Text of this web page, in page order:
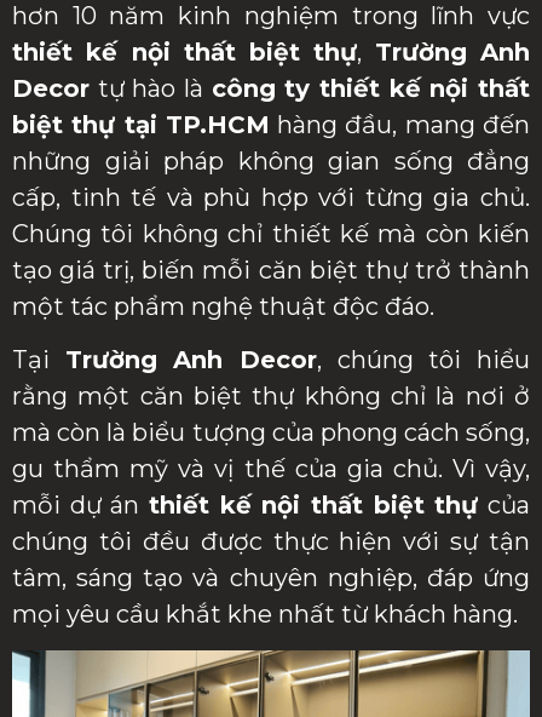
hơn 10 năm kinh nghiệm trong lĩnh vực
thiết kế nội thất biệt thự, Trường Anh
Decor tự hào là công ty thiết kế nội thất
biệt thự tại TP.HCM hàng đầu, mang đến
những giải pháp không gian sống đẳng
cấp, tinh tế và phù hợp với từng gia chủ.
Chúng tôi không chỉ thiết kế mà còn kiến
tạo giá trị, biến mỗi căn biệt thự trở thành
một tác phẩm nghệ thuật độc đáo.
Tại Trường Anh Decor, chúng tôi hiểu
rằng một căn biệt thự không chỉ là nơi ở
mà còn là biểu tượng của phong cách sống,
gu thẩm mỹ và vị thế của gia chủ. Vì vậy,
mỗi dự án thiết kế nội thất biệt thự của
chúng tôi đều được thực hiện với sự tận
tâm, sáng tạo và chuyên nghiệp, đáp ứng
mọi yêu cầu khắt khe nhất từ khách hàng.